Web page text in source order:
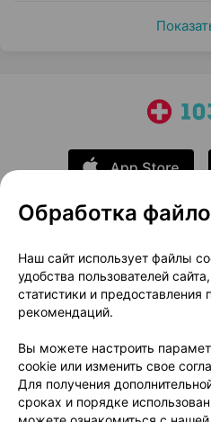
О проекте
Размещение рекламы
Публичный
Способы оплаты
Написать
Написать в
Обработка
Наш сайт использует файлы
удобства пользователей
статистики и предоставления
рекомендаций.
Вы можете настроить
cookie или изменить свое
Для получения
сроках и порядке